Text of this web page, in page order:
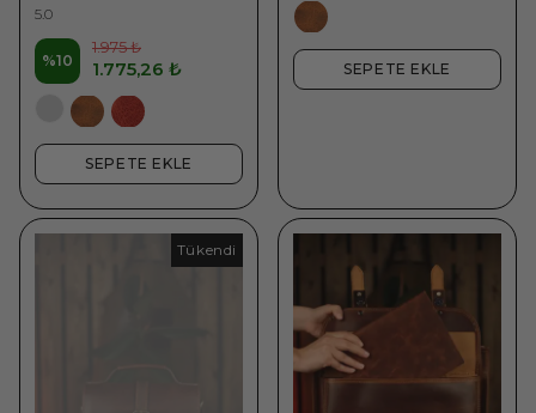
5.0
%10
1.975 ₺
1.775,26 ₺
SEPETE EKLE
SEPETE EKLE
Tükendi